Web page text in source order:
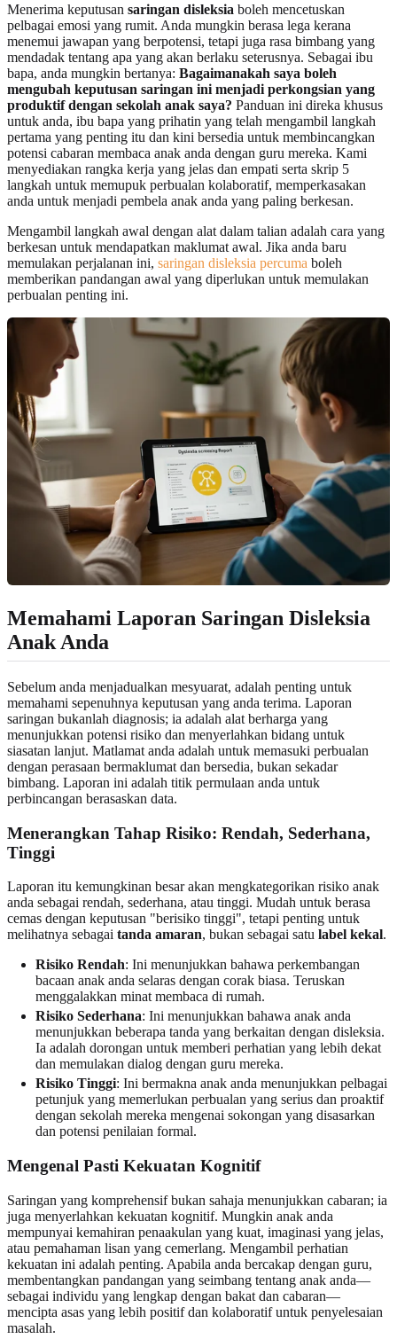
Menerima keputusan saringan disleksia boleh mencetuskan
pelbagai emosi yang rumit. Anda mungkin berasa lega kerana
menemui jawapan yang berpotensi, tetapi juga rasa bimbang yang
mendadak tentang apa yang akan berlaku seterusnya. Sebagai ibu
bapa, anda mungkin bertanya: Bagaimanakah saya boleh
mengubah keputusan saringan ini menjadi perkongsian yang
produktif dengan sekolah anak saya? Panduan ini direka khusus
untuk anda, ibu bapa yang prihatin yang telah mengambil langkah
pertama yang penting itu dan kini bersedia untuk membincangkan
potensi cabaran membaca anak anda dengan guru mereka. Kami
menyediakan rangka kerja yang jelas dan empati serta skrip 5
langkah untuk memupuk perbualan kolaboratif, memperkasakan
anda untuk menjadi pembela anak anda yang paling berkesan.
Mengambil langkah awal dengan alat dalam talian adalah cara yang
berkesan untuk mendapatkan maklumat awal. Jika anda baru
memulakan perjalanan ini, saringan disleksia percuma boleh
memberikan pandangan awal yang diperlukan untuk memulakan
perbualan penting ini.
Memahami Laporan Saringan Disleksia
Anak Anda
Sebelum anda menjadualkan mesyuarat, adalah penting untuk
memahami sepenuhnya keputusan yang anda terima. Laporan
saringan bukanlah diagnosis; ia adalah alat berharga yang
menunjukkan potensi risiko dan menyerlahkan bidang untuk
siasatan lanjut. Matlamat anda adalah untuk memasuki perbualan
dengan perasaan bermaklumat dan bersedia, bukan sekadar
bimbang. Laporan ini adalah titik permulaan anda untuk
perbincangan berasaskan data.
Menerangkan Tahap Risiko: Rendah, Sederhana,
Tinggi
Laporan itu kemungkinan besar akan mengkategorikan risiko anak
anda sebagai rendah, sederhana, atau tinggi. Mudah untuk berasa
cemas dengan keputusan "berisiko tinggi", tetapi penting untuk
melihatnya sebagai tanda amaran, bukan sebagai satu label kekal.
Risiko Rendah: Ini menunjukkan bahawa perkembangan
bacaan anak anda selaras dengan corak biasa. Teruskan
menggalakkan minat membaca di rumah.
Risiko Sederhana: Ini menunjukkan bahawa anak anda
menunjukkan beberapa tanda yang berkaitan dengan disleksia.
Ia adalah dorongan untuk memberi perhatian yang lebih dekat
dan memulakan dialog dengan guru mereka.
Risiko Tinggi: Ini bermakna anak anda menunjukkan pelbagai
petunjuk yang memerlukan perbualan yang serius dan proaktif
dengan sekolah mereka mengenai sokongan yang disasarkan
dan potensi penilaian formal.
Mengenal Pasti Kekuatan Kognitif
Saringan yang komprehensif bukan sahaja menunjukkan cabaran; ia
juga menyerlahkan kekuatan kognitif. Mungkin anak anda
mempunyai kemahiran penaakulan yang kuat, imaginasi yang jelas,
atau pemahaman lisan yang cemerlang. Mengambil perhatian
kekuatan ini adalah penting. Apabila anda bercakap dengan guru,
membentangkan pandangan yang seimbang tentang anak anda—
sebagai individu yang lengkap dengan bakat dan cabaran—
mencipta asas yang lebih positif dan kolaboratif untuk penyelesaian
masalah.